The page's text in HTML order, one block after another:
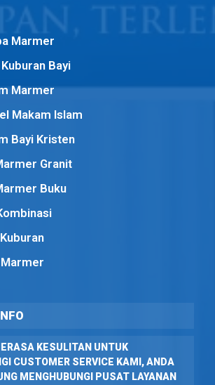
Marmer
Bayi
Marmer
Makam Islam
Bayi Kristen
Granit
Buku
KESULITAN UNTUK
CUSTOMER SERVICE KAMI, ANDA
MENGHUBUNGI PUSAT LAYANAN